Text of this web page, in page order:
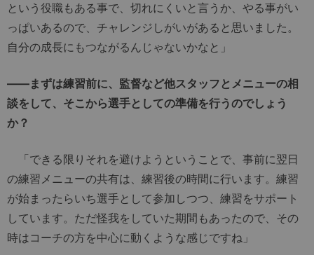
という役職もある事で、切れにくいと言うか、やる事がい
っぱいあるので、チャレンジしがいがあると思いました。
自分の成長にもつながるんじゃないかなと」
――まずは練習前に、監督など他スタッフとメニューの相
談をして、そこから選手としての準備を行うのでしょう
か？
「できる限りそれを避けようということで、事前に翌日
の練習メニューの共有は、練習後の時間に行います。練習
が始まったらいち選手として参加しつつ、練習をサポート
しています。ただ怪我をしていた期間もあったので、その
時はコーチの方を中心に動くような感じですね」